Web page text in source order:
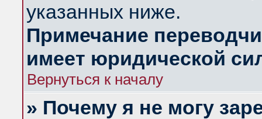
указанных ниже.
Примечание
имеет юридической
Вернуться к началу
» Почему я не могу